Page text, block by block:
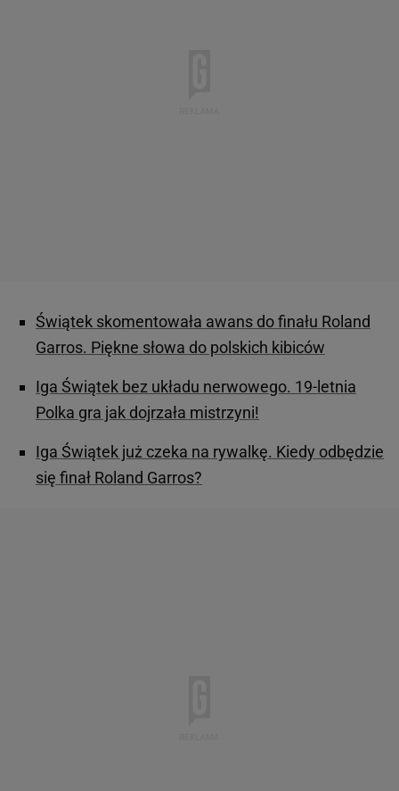
Świątek skomentowała awans do finału Roland
Garros. Piękne słowa do polskich kibiców
Iga Świątek bez układu nerwowego. 19-letnia
Polka gra jak dojrzała mistrzyni!
Iga Świątek już czeka na rywalkę. Kiedy odbędzie
się finał Roland Garros?